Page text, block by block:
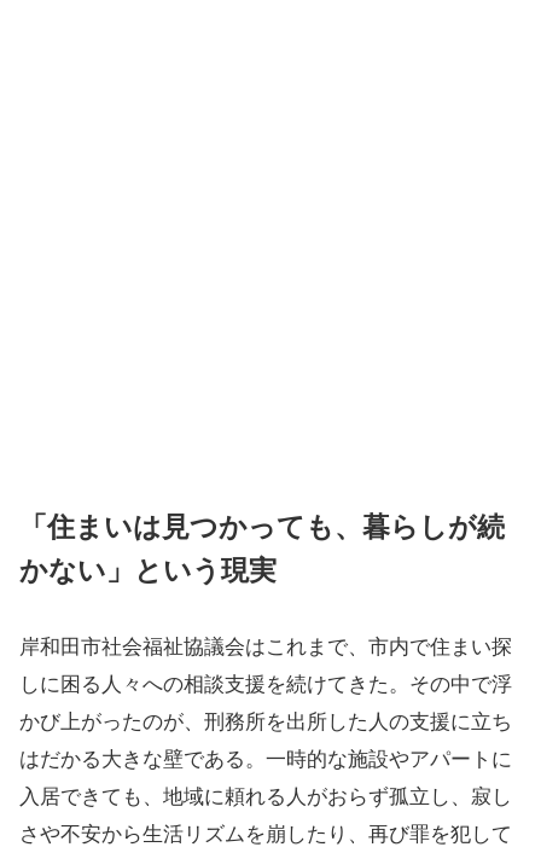
「住まいは見つかっても、暮らしが続
かない」という現実
岸和田市社会福祉協議会はこれまで、市内で住まい探
しに困る人々への相談支援を続けてきた。その中で浮
かび上がったのが、刑務所を出所した人の支援に立ち
はだかる大きな壁である。一時的な施設やアパートに
入居できても、地域に頼れる人がおらず孤立し、寂し
さや不安から生活リズムを崩したり、再び罪を犯して